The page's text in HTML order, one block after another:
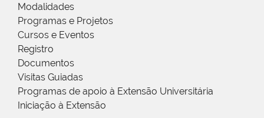
Modalidades
Programas e Projetos
Cursos e Eventos
Registro
Documentos
Visitas Guiadas
Programas de apoio à Extensão Universitária
Iniciação à Extensão